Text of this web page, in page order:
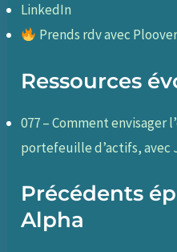
LinkedIn
Prends rdv avec
Ressources
077 – Comment envisager
portefeuille d’actifs, avec
Précédents
Alpha